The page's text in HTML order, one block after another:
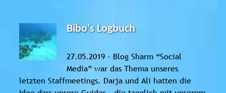
Bibo’s Logbuch
27.05.2019 - Blog Sharm “Social
Media” war das Thema unseres
letzten Staffmeetings. Darja und Ali hatten die